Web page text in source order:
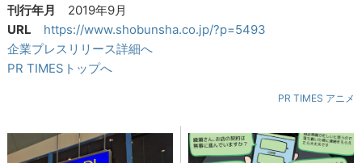
刊行年月
2019年9月
URL
https://www.shobunsha.co.jp/?p=5493
企業プレスリリース詳細へ
PR TIMESトップへ
PR TIMES アニメ